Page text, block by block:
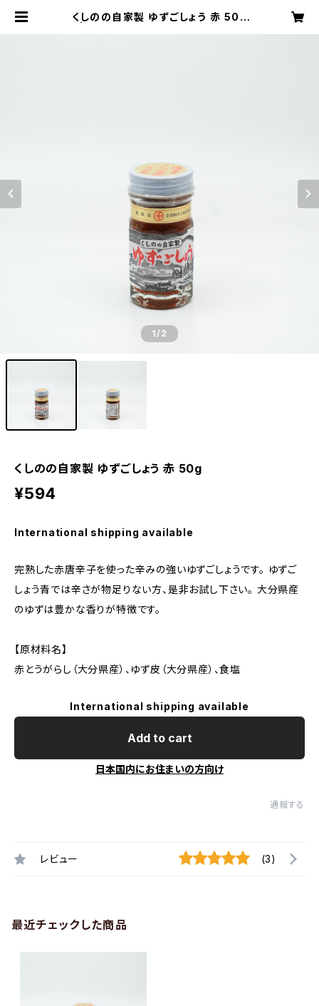
くしのの自家製 ゆずごしょう 赤 50g
1/2
くしのの自家製 ゆずごしょう 赤 50g
¥594
International shipping available
完熟した赤唐辛子を使った辛みの強いゆずごしょうです。 ゆずご
しょう青では辛さが物足りない方、是非お試し下さい。 大分県産
のゆずは豊かな香りが特徴です。
【原材料名】
赤とうがらし（大分県産）、ゆず皮（大分県産）、食塩
International shipping available
Add to cart
日本国内にお住まいの方向け
通報する
レビュー (3)
最近チェックした商品